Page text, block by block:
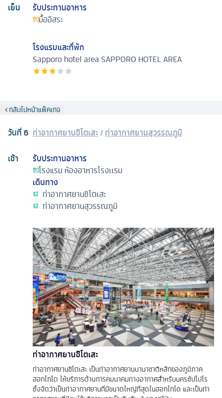
เย็น
รับประทานอาหาร
มื้ออิสระ
โรงแรมและที่พัก
Sapporo hotel areaSAPPORO HOTEL AREA
กลับไปหน้าแพ็คเกจ
วันที่6 ท่าอากาศยานชิโตเสะ/ท่าอากาศยานสุวรรณภูมิ
เช้า
รับประทานอาหาร
โรงแรม ห้องอาหารโรงเเรม
เดินทาง
ท่าอากาศยานชิโตเสะ
ท่าอากาศยานสุวรรณภูมิ
ท่าอากาศยานชิโตเสะ
ท่าอากาศยานชิโตเสะ เป็นท่าอากาศยานนานาชาติหลักของภูมิภาค
ฮอกไกโด ให้บริการด้านการคมนาคมทางอากาศสำหรับนครซัปโปโร
ซึ่งจัดว่าเป็นท่าอากาศยานที่มีขนาดใหญ่ที่สุดในฮอกไกโด และเป็นท่า